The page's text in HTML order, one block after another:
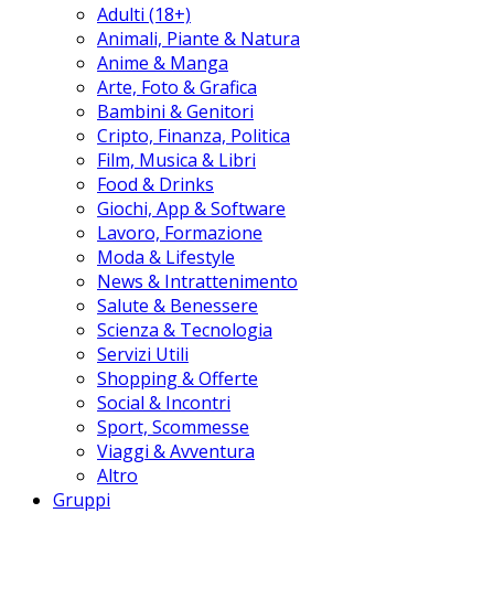
Adulti (18+)
Animali, Piante & Natura
Anime & Manga
Arte, Foto & Grafica
Bambini & Genitori
Cripto, Finanza, Politica
Film, Musica & Libri
Food & Drinks
Giochi, App & Software
Lavoro, Formazione
Moda & Lifestyle
News & Intrattenimento
Salute & Benessere
Scienza & Tecnologia
Servizi Utili
Shopping & Offerte
Social & Incontri
Sport, Scommesse
Viaggi & Avventura
Altro
Gruppi